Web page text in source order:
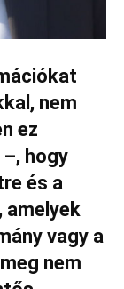
nem
ez
hogy
és a
amelyek
vagy a
nem